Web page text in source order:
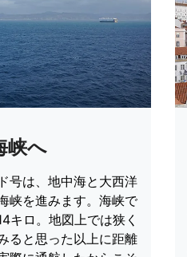
峡へ
号は、地中海と大西洋
峡を進みます。海峡で
キロ。地図上では狭く
ると思った以上に距離